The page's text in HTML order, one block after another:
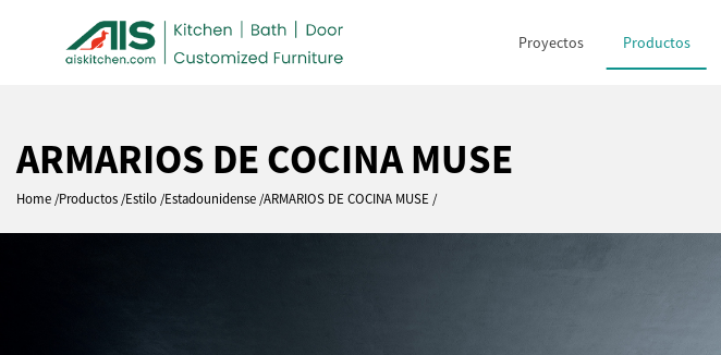
Proyectos Productos
ARMARIOS DE COCINA MUSE
Home Productos Estilo Estadounidense ARMARIOS DE COCINA MUSE